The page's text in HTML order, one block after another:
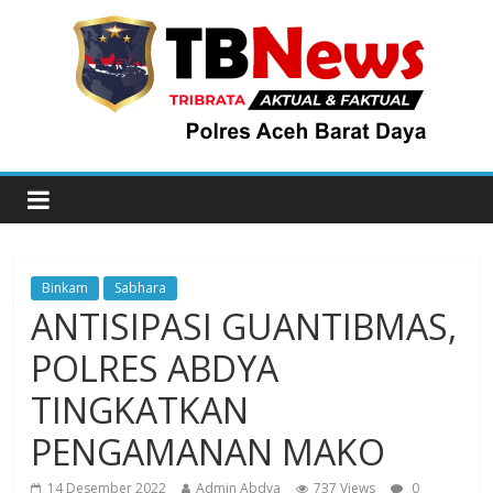
Binkam Sabhara
ANTISIPASI GUANTIBMAS,
POLRES ABDYA
TINGKATKAN
PENGAMANAN MAKO
14 Desember 2022 Admin Abdya 737 Views 0